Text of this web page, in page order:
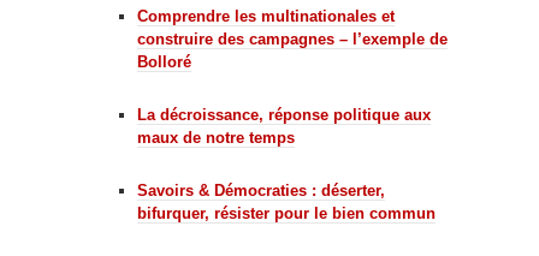
Comprendre les multinationales et
construire des campagnes – l’exemple de
Bolloré
La décroissance, réponse politique aux
maux de notre temps
Savoirs & Démocraties : déserter,
bifurquer, résister pour le bien commun